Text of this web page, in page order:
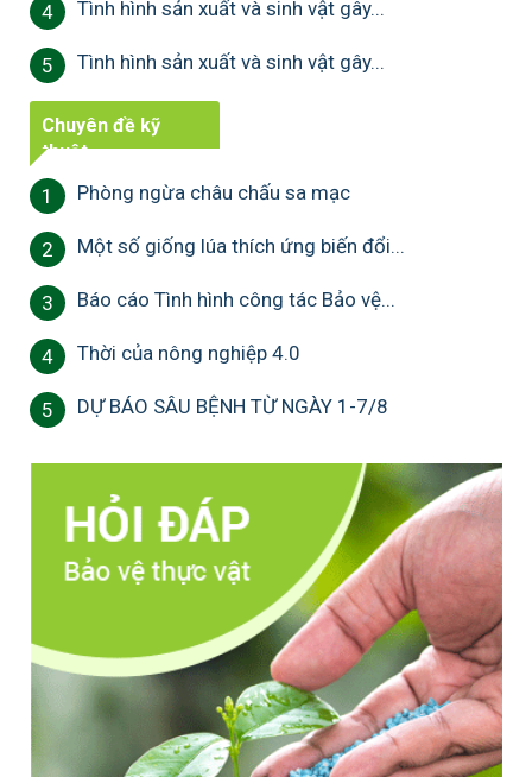
4 Tình hình sản xuất và sinh vật gây...
5 Tình hình sản xuất và sinh vật gây...
Chuyên đề kỹ
thuật
1 Phòng ngừa châu chấu sa mạc
2 Một số giống lúa thích ứng biến đổi...
3 Báo cáo Tình hình công tác Bảo vệ...
4 Thời của nông nghiệp 4.0
5 DỰ BÁO SÂU BỆNH TỪ NGÀY 1-7/8